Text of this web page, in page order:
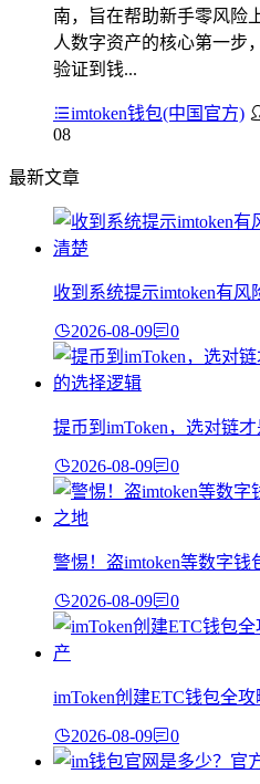
南，旨在帮助新手零风险
人数字资产的核心第一步
验证到钱...
imtoken钱包(中国官方)
08
最新文章
收到系统提示imtoken有
2026-08-09 0
提币到imToken，选对链
2026-08-09 0
警惕！盗imtoken等数字
2026-08-09 0
imToken创建ETC钱包全
2026-08-09 0